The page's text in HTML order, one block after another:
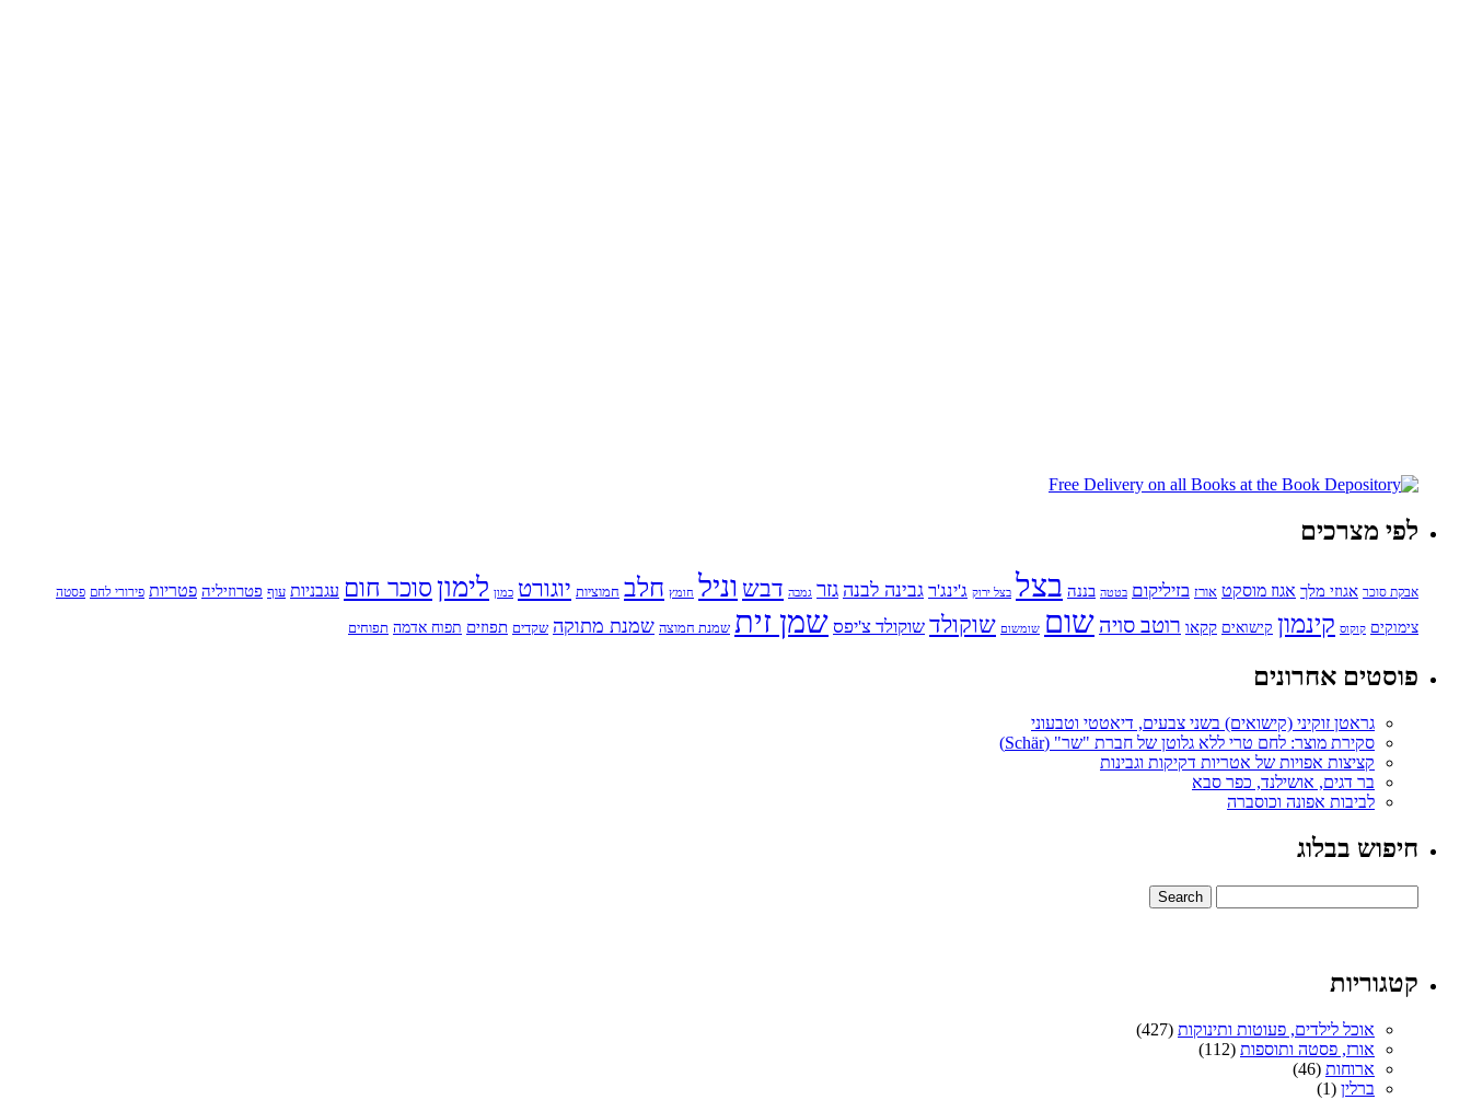
לפי מצרכים
אבקת סוכר אגוזי מלך אגוז מוסקט אורז בזיליקום בטטה בננה בצל בצל ירוק ג'ינג'ר גבינה לבנה גזר גמבה דבש וניל חומץ חלב חמוציות יוגורט כמון לימוןסוכר חום עגבניות עוף פטרוזיליה פטריות פירורי לחם פסטה
צימוקים קוקוס קינמון קישואים קקאו רוטב סויה שום שומשום שוקולד שוקולד צ'יפס שמן זית שמנת חמוצה שמנת מתוקה שקדים תפוזים תפוח אדמה תפוחים
פוסטים אחרונים
גראטן זוקיני (קישואים) בשני צבעים, דיאטטי וטבעוני
סקירת מוצר: לחם טרי ללא גלוטן של חברת "שר" (Schär)
קציצות אפויות של אטריות דקיקות וגבינות
בר דגים, אושילנד, כפר סבא
לביבות אפונה וכוסברה
חיפוש בבלוג
קטגוריות
אוכל לילדים, פעוטות ותינוקות (427)
אורז, פסטה ותוספות (112)
ארוחות (46)
ברלין (1)